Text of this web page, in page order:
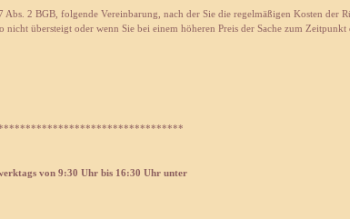
2 BGB, folgende Vereinbarung, nach der Sie die regelmäßigen Kosten der
übersteigt oder wenn Sie bei einem höheren Preis der Sache zum
von 9:30 Uhr bis 16:30 Uhr unter